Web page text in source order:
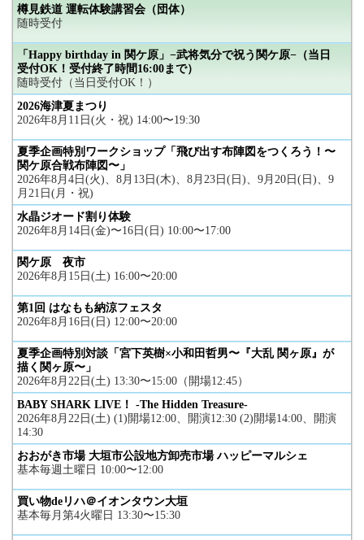
樽見鉄道 運転体験講習会（団体）
随時受付
「Happy birthday in 関ケ原」−武将気分で祝う関ケ原−（当日
受付OK！受付終了時間16:00まで）
随時受付（当日受付OK！）
2026海津夏まつり
2026年8月11日(火・祝) 14:00〜19:30
夏季企画特別ワークショップ「飛び出す布陣図をつくろう！〜
関ケ原合戦布陣図〜」
2026年8月4日(火)、8月13日(木)、8月23日(日)、9月20日(日)、9
月21日(月・祝)
水晶ジオード割り体験
2026年8月14日(金)〜16日(日) 10:00〜17:00
関ケ原 夜市
2026年8月15日(土) 16:00〜20:00
第1回 はなもも納涼フェスタ
2026年8月16日(日) 12:00〜20:00
夏季企画特別対談「宮下英樹×小和田哲男〜『大乱 関ヶ原』が
描く関ヶ原〜」
2026年8月22日(土) 13:30〜15:00（開場12:45）
BABY SHARK LIVE！ -The Hidden Treasure-
2026年8月22日(土) (1)開場12:00、開演12:30 (2)開場14:00、開演
14:30
おおがき市場 大垣市公設地方卸売市場 ハッピーマルシェ
基本毎週土曜日 10:00〜12:00
買い物deリハ＠イオンタウン大垣
基本毎月第4火曜日 13:30〜15:30